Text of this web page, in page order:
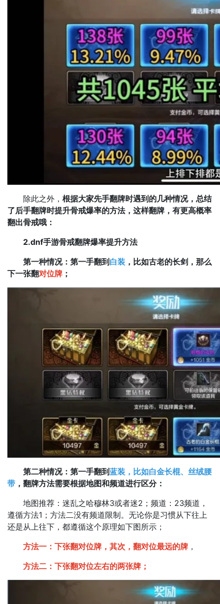
除此之外， 根据大家先手翻牌时遇到的几种情况，总结
了后手翻牌时提升骨戒爆率的方法，这样翻牌，有更高概率
翻出骨戒哦：
2.dnf手游骨戒翻牌爆率提升方法
第一种情况：第一手翻到 白装 ，比如古老的长剑，那么
下一张翻对位牌 ；
第二种情况：第一手翻到蓝装，比如白金长棍、丝绒腰
带 ，翻牌方法需要根据地图和频道进行区分：
地图推荐：迷乱之哈穆林3或者迷2；频道：23频道，
遵循方法1；方法二没有频道限制。无论你是习惯从下往上
还是从上往下，都遵循这个原理如下图所示；
方法一：下张翻对位牌，其次，翻对位最远的牌 ，
方法二：下张翻对位左右的两张牌；